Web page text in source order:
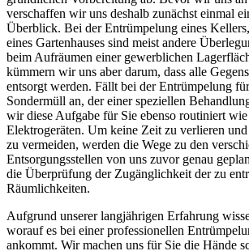
verschaffen wir uns deshalb zunächst einmal
Überblick. Bei der Entrümpelung eines
eines Gartenhauses sind meist andere
beim Aufräumen einer gewerblichen
kümmern wir uns aber darum, dass alle
entsorgt werden. Fällt bei der Entrümpelung
Sondermüll an, der einer speziellen
wir diese Aufgabe für Sie ebenso routiniert
Elektrogeräten. Um keine Zeit zu verlieren
zu vermeiden, werden die Wege zu den
Entsorgungsstellen von uns zuvor genau
die Überprüfung der Zugänglichkeit der zu
Räumlichkeiten.
Aufgrund unserer langjährigen Erfahrung
worauf es bei einer professionellen
ankommt. Wir machen uns für Sie die Hände